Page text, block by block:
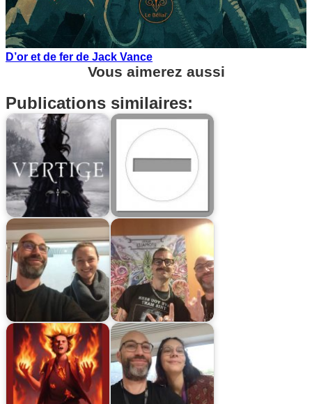
D’or et de fer de Jack Vance
Vous aimerez aussi
Publications similaires: